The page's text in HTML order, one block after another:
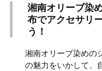
湘南オリーブ染
布でアクセサリ
う！
湘南オリーブ染めの
の魅力をいかして、